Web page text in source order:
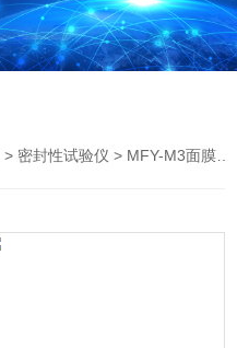
> 密封性试验仪 > MFY-M3面膜包装袋密封性能试验仪